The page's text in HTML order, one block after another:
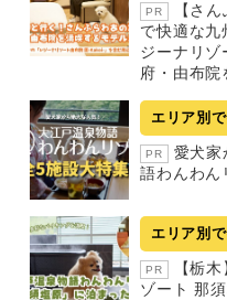
PR
【さ
で快適な九
ジーナリ
府・由布院
エリア別
PR
愛犬家
語わんわん
エリア別
PR
【栃
ゾート 那